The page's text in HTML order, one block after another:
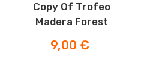
Copy Of Trofeo
Madera Forest
Prezzo
9,00 €